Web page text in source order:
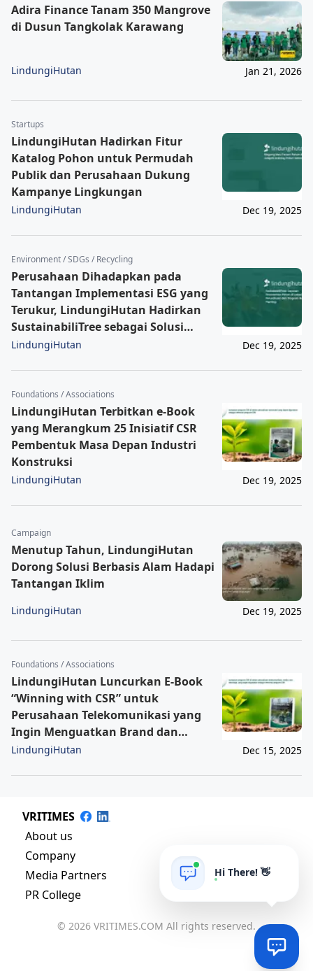
Adira Finance Tanam 350 Mangrove
di Dusun Tangkolak Karawang
LindungiHutan Jan 21, 2026
Startups
LindungiHutan Hadirkan Fitur
Katalog Pohon untuk Permudah
Publik dan Perusahaan Dukung
Kampanye Lingkungan
LindungiHutan Dec 19, 2025
Environment / SDGs / Recycling
Perusahaan Dihadapkan pada
Tantangan Implementasi ESG yang
Terukur, LindungiHutan Hadirkan
SustainabiliTree sebagai Solusi
Lingkungan yang Lebih Relevan
LindungiHutan Dec 19, 2025
Foundations / Associations
LindungiHutan Terbitkan e-Book
yang Merangkum 25 Inisiatif CSR
Pembentuk Masa Depan Industri
Konstruksi
LindungiHutan Dec 19, 2025
Campaign
Menutup Tahun, LindungiHutan
Dorong Solusi Berbasis Alam Hadapi
Tantangan Iklim
LindungiHutan Dec 19, 2025
Foundations / Associations
LindungiHutan Luncurkan E-Book
“Winning with CSR” untuk
Perusahaan Telekomunikasi yang
Ingin Menguatkan Brand dan
Kepercayaan Publik
LindungiHutan Dec 15, 2025
VRITIMES
About us
Company
Media Partners
PR College
© 2026 VRITIMES.COM All rights reserved.
Hi There! 👋